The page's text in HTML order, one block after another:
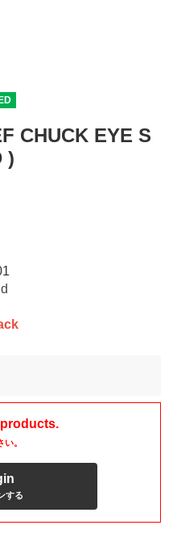
CHUCK EYE S
)
。
する